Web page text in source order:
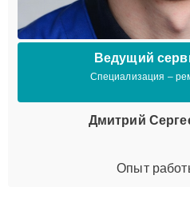
Ведущий
Специализация –
Дмитрий
Опыт